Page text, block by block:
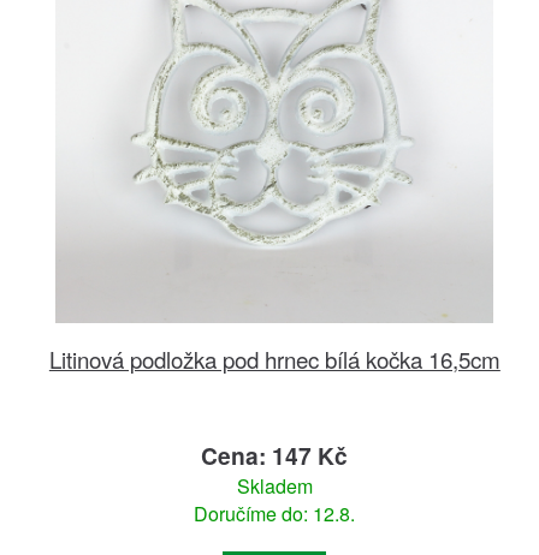
Litinová podložka pod hrnec bílá kočka 16,5cm
Cena: 147 Kč
Skladem
Doručíme do: 12.8.